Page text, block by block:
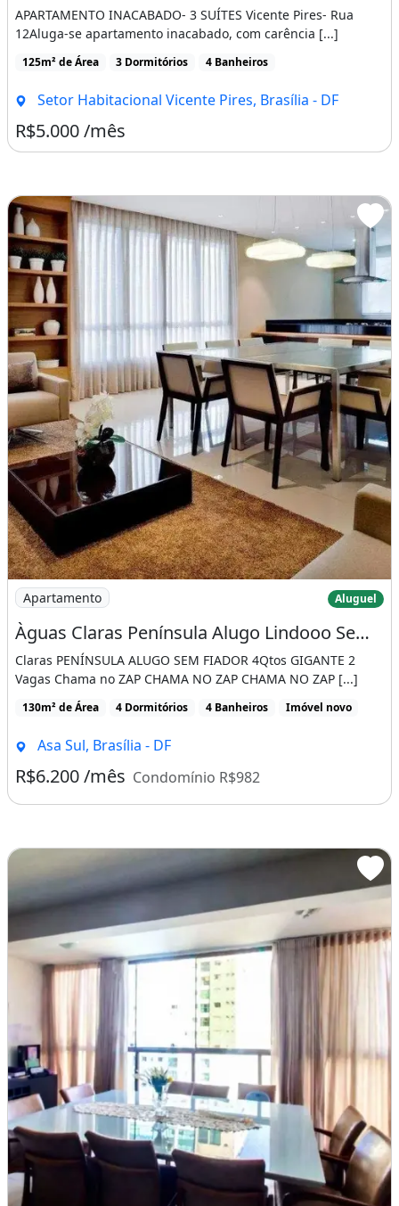
APARTAMENTO INACABADO- 3 SUÍTES Vicente Pires- Rua
12Aluga-se apartamento inacabado, com carência [...]
125m² de Área 3 Dormitórios 4 Banheiros
Setor Habitacional Vicente Pires, Brasília - DF
R$5.000 /mês
Imagem: Àguas Claras Península Alugo Lindooo Sem
Apartamento Aluguel
Àguas Claras Península Alugo Lindooo Sem Fiador 4Qtos Gigante 2 Vagas Chama no Zap
Claras PENÍNSULA ALUGO SEM FIADOR 4Qtos GIGANTE 2
Vagas Chama no ZAP CHAMA NO ZAP CHAMA NO ZAP [...]
130m² de Área 4 Dormitórios 4 Banheiros Imóvel novo
Asa Sul, Brasília - DF
R$6.200 /mês Condomínio R$982